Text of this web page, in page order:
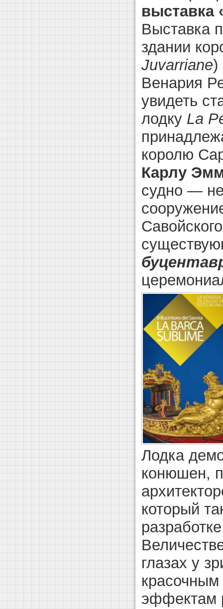
выставка
Выставка
здании
Juvarriane)
Венария
увидеть
лодку La
королю
Карлу
судно —
Лодка
конюшен,
который
глазах у
эффектам